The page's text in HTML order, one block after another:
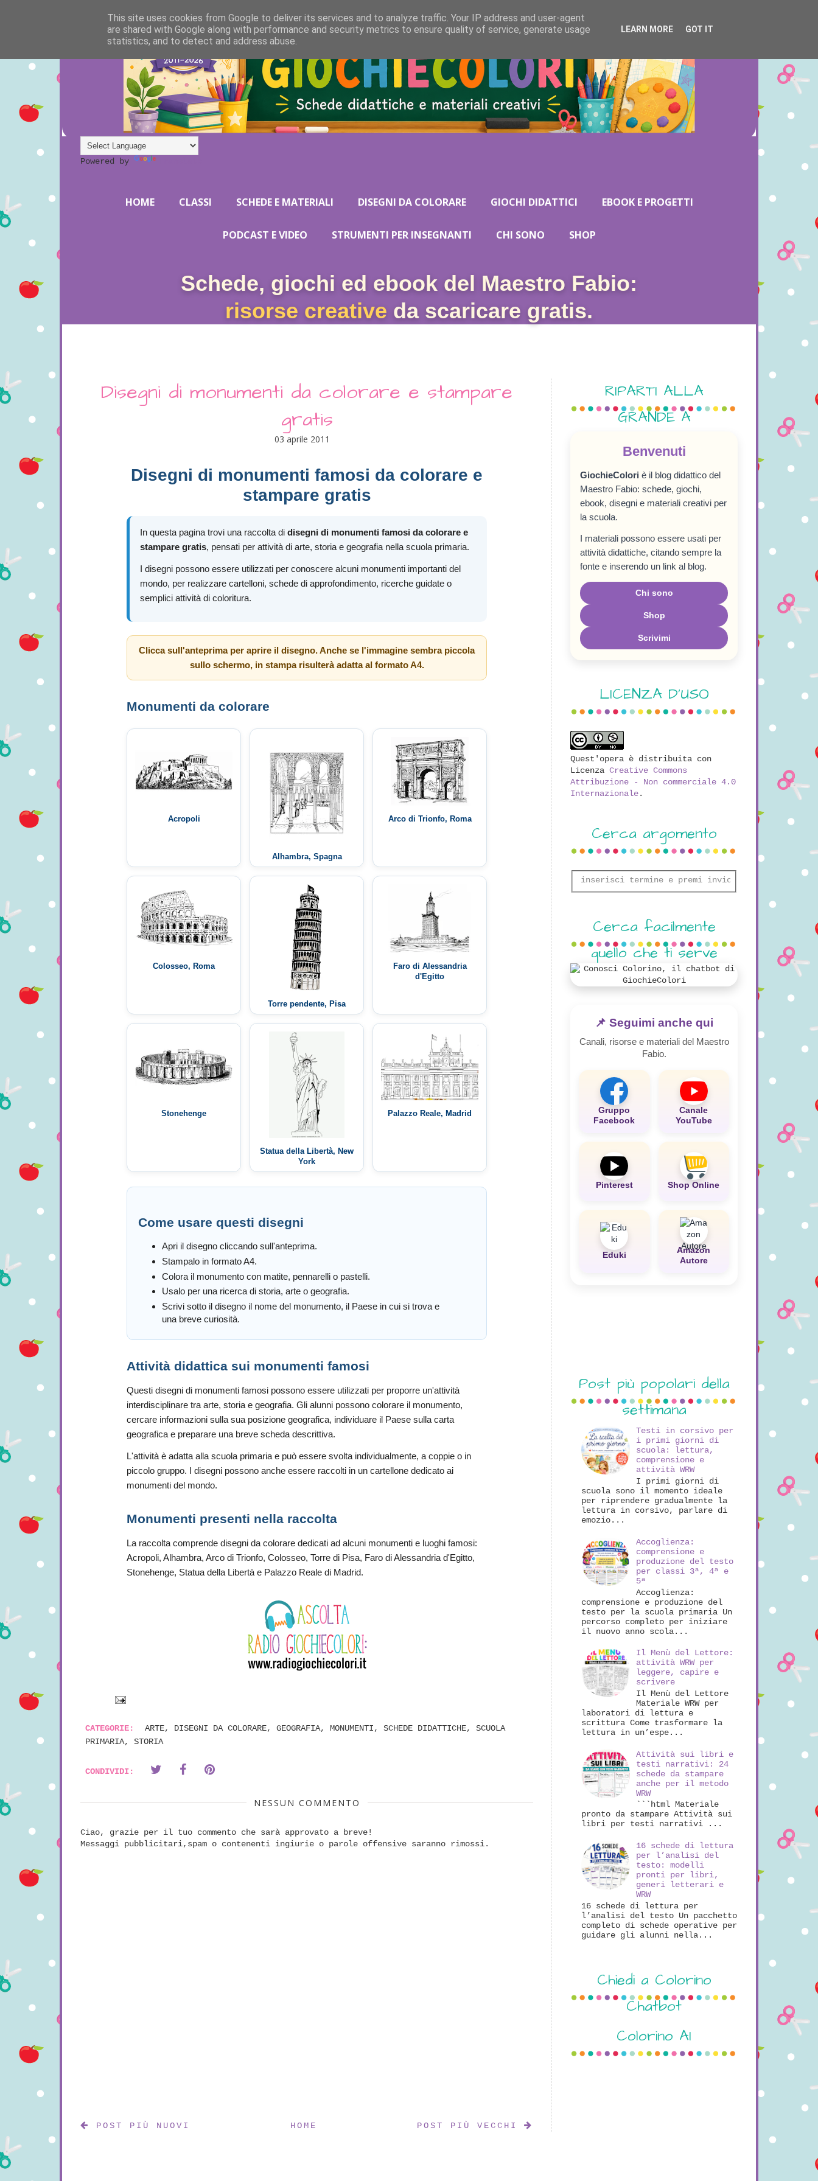
Powered by
HOME CLASSI SCHEDE E MATERIALI DISEGNI DA COLORARE GIOCHI DIDATTICI EBOOK E PROGETTI
PODCAST E VIDEO STRUMENTI PER INSEGNANTI CHI SONO SHOP
Schede, giochi ed ebook del Maestro Fabio:
risorse creative da scaricare gratis.
Disegni di monumenti da colorare e stampare
gratis
03 aprile 2011
Disegni di monumenti famosi da colorare e
stampare gratis
In questa pagina trovi una raccolta di disegni di monumenti famosi da colorare e
stampare gratis, pensati per attività di arte, storia e geografia nella scuola primaria.
I disegni possono essere utilizzati per conoscere alcuni monumenti importanti del
mondo, per realizzare cartelloni, schede di approfondimento, ricerche guidate o
semplici attività di coloritura.
Clicca sull'anteprima per aprire il disegno. Anche se l'immagine sembra piccola
sullo schermo, in stampa risulterà adatta al formato A4.
Monumenti da colorare
Acropoli
Alhambra, Spagna
Arco di Trionfo, Roma
Colosseo, Roma
Torre pendente, Pisa
Faro di Alessandria
d'Egitto
Stonehenge
Statua della Libertà, New
York
Palazzo Reale, Madrid
Come usare questi disegni
Apri il disegno cliccando sull'anteprima.
Stampalo in formato A4.
Colora il monumento con matite, pennarelli o pastelli.
Usalo per una ricerca di storia, arte o geografia.
Scrivi sotto il disegno il nome del monumento, il Paese in cui si trova e
una breve curiosità.
Attività didattica sui monumenti famosi
Questi disegni di monumenti famosi possono essere utilizzati per proporre un'attività
interdisciplinare tra arte, storia e geografia. Gli alunni possono colorare il monumento,
cercare informazioni sulla sua posizione geografica, individuare il Paese sulla carta
geografica e preparare una breve scheda descrittiva.
L'attività è adatta alla scuola primaria e può essere svolta individualmente, a coppie o in
piccolo gruppo. I disegni possono anche essere raccolti in un cartellone dedicato ai
monumenti del mondo.
Monumenti presenti nella raccolta
La raccolta comprende disegni da colorare dedicati ad alcuni monumenti e luoghi famosi:
Acropoli, Alhambra, Arco di Trionfo, Colosseo, Torre di Pisa, Faro di Alessandria d'Egitto,
Stonehenge, Statua della Libertà e Palazzo Reale di Madrid.
CATEGORIE: ARTE, DISEGNI DA COLORARE, GEOGRAFIA, MONUMENTI, SCHEDE DIDATTICHE, SCUOLA
PRIMARIA, STORIA
CONDIVIDI:
NESSUN COMMENTO
Ciao, grazie per il tuo commento che sarà approvato a breve!
Messaggi pubblicitari,spam o contenenti ingiurie o parole offensive saranno rimossi.
POST PIÙ NUOVI POST PIÙ VECCHI
HOME
RIPARTI ALLA
GRANDE A
SETTEMBRE!
Benvenuti
GiochieColori è il blog didattico del
Maestro Fabio: schede, giochi,
ebook, disegni e materiali creativi per
la scuola.
I materiali possono essere usati per
attività didattiche, citando sempre la
fonte e inserendo un link al blog.
Chi sono
Shop
Scrivimi
LICENZA D'USO
Quest'opera è distribuita con
Licenza Creative Commons
Attribuzione - Non commerciale 4.0
Internazionale.
Cerca argomento
Cerca facilmente
quello che ti serve
📌 Seguimi anche qui
Canali, risorse e materiali del Maestro
Fabio.
Gruppo
Facebook
Canale
YouTube
Pinterest Shop Online
Eduki
Amazon
Autore
Post più popolari della
settimana
Testi in corsivo per
i primi giorni di
scuola: lettura,
comprensione e
attività WRW
I primi giorni di
scuola sono il momento ideale
per riprendere gradualmente la
lettura in corsivo, parlare di
emozio...
Accoglienza:
comprensione e
produzione del testo
per classi 3ª, 4ª e
5ª
Accoglienza:
comprensione e produzione del
testo per la scuola primaria Un
percorso completo per iniziare
il nuovo anno scola...
Il Menù del Lettore:
attività WRW per
leggere, capire e
scrivere
Il Menù del Lettore
Materiale WRW per
laboratori di lettura e
scrittura Come trasformare la
lettura in un’espe...
Attività sui libri e
testi narrativi: 24
schede da stampare
anche per il metodo
WRW
```html Materiale
pronto da stampare Attività sui
libri per testi narrativi ...
16 schede di lettura
per l’analisi del
testo: modelli
pronti per libri,
generi letterari e
WRW
16 schede di lettura per
l’analisi del testo Un pacchetto
completo di schede operative per
guidare gli alunni nella...
Chiedi a Colorino
Chatbot
Colorino AI
This site uses cookies from Google to deliver its services and to analyze traffic. Your IP address and user-agent
are shared with Google along with performance and security metrics to ensure quality of service, generate usage
statistics, and to detect and address abuse.
LEARN MORE GOT IT